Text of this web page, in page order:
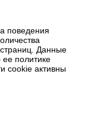
поведения
Данные
политике
cookie активны